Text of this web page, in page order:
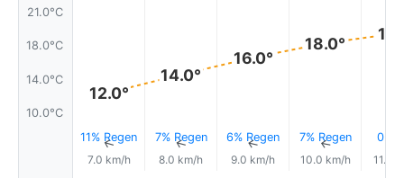
21.0°C
18.0°C
14.0°C
10.0°C
12.0°
11% Regen
↑
7.0 km/h
14.0°
7% Regen
↑
8.0 km/h
16.0°
6% Regen
↑
9.0 km/h
18.0°
7% Regen
↑
10.0 km/h
0.0
11.0